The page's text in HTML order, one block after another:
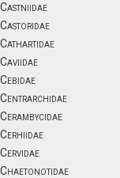
Castniidae
Castoridae
Cathartidae
Caviidae
Cebidae
Centrarchidae
Cerambycidae
Cerhiidae
Cervidae
Chaetonotidae